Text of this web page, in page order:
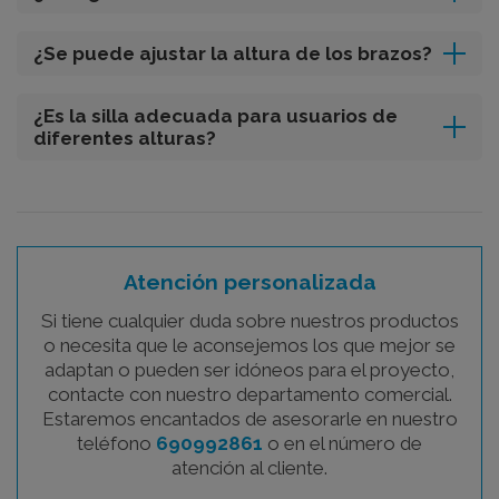
¿Se puede ajustar la altura de los brazos?
¿Es la silla adecuada para usuarios de
diferentes alturas?
Atención personalizada
Si tiene cualquier duda sobre nuestros productos
o necesita que le aconsejemos los que mejor se
adaptan o pueden ser idóneos para el proyecto,
contacte con nuestro departamento comercial.
Estaremos encantados de asesorarle en nuestro
teléfono 690992861 o en el número de
atención al cliente.